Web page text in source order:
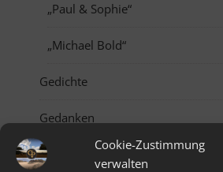
Cookie-Zustimmung
verwalten
„Paul & Sophie“
„Michael Bold“
Gedichte
Gedanken
Comics